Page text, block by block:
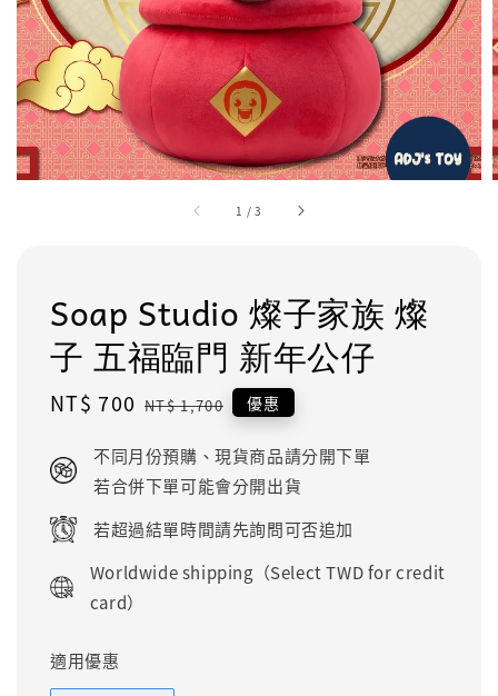
1 /3
Soap Studio 燦子家族 燦
子 五福臨門 新年公仔
Sale
NT$ 700 Regular
NT$ 1,700 優惠
不同月份預購、現貨商品請分開下單
若合併下單可能會分開出貨
若超過結單時間請先詢問可否追加
Worldwide shipping（Select TWD for credit
card）
適用優惠